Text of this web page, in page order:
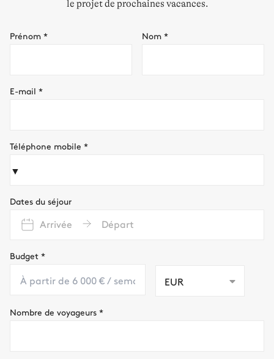
le projet de prochaines vacances.
Prénom * Nom *
E-mail *
Téléphone mobile *
▼
Dates du séjour
Arrivée Départ
Budget *
EUR
Nombre de voyageurs *